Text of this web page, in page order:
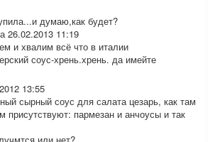
думаю,как будет?
26.02.2013 11:19
и хвалим всё что в италии
соус-хрень.хрень. да имейте
13:55
сырный соус для салата цезарь, как там
присутствуют: пармезан и анчоусы и так